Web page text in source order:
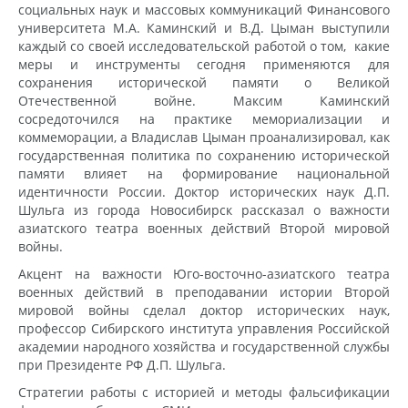
социальных наук и массовых коммуникаций Финансового
университета М.А. Каминский и В.Д. Цыман выступили
каждый со своей исследовательской работой о том, какие
меры и инструменты сегодня применяются для
сохранения исторической памяти о Великой
Отечественной войне. Максим Каминский
сосредоточился на практике мемориализации и
коммеморации, а Владислав Цыман проанализировал, как
государственная политика по сохранению исторической
памяти влияет на формирование национальной
идентичности России. Доктор исторических наук Д.П.
Шульга из города Новосибирск рассказал о важности
азиатского театра военных действий Второй мировой
войны.
Акцент на важности Юго-восточно-азиатского театра
военных действий в преподавании истории Второй
мировой войны сделал доктор исторических наук,
профессор Сибирского института управления Российской
академии народного хозяйства и государственной службы
при Президенте РФ Д.П. Шульга.
Стратегии работы с историей и методы фальсификации